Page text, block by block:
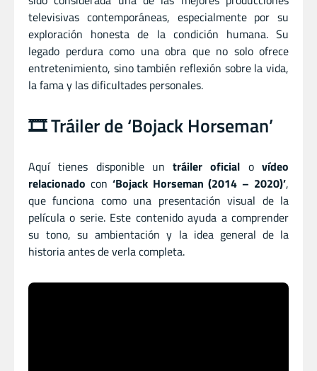
televisivas contemporáneas, especialmente por su
exploración honesta de la condición humana. Su
legado perdura como una obra que no solo ofrece
entretenimiento, sino también reflexión sobre la vida,
la fama y las dificultades personales.
🎞️ Tráiler de ‘Bojack Horseman’
Aquí tienes disponible untráiler oficial ovídeo
relacionado con ‘Bojack Horseman (2014 – 2020)’,
que funciona como una presentación visual de la
película o serie. Este contenido ayuda a comprender
su tono, su ambientación y la idea general de la
historia antes de verla completa.